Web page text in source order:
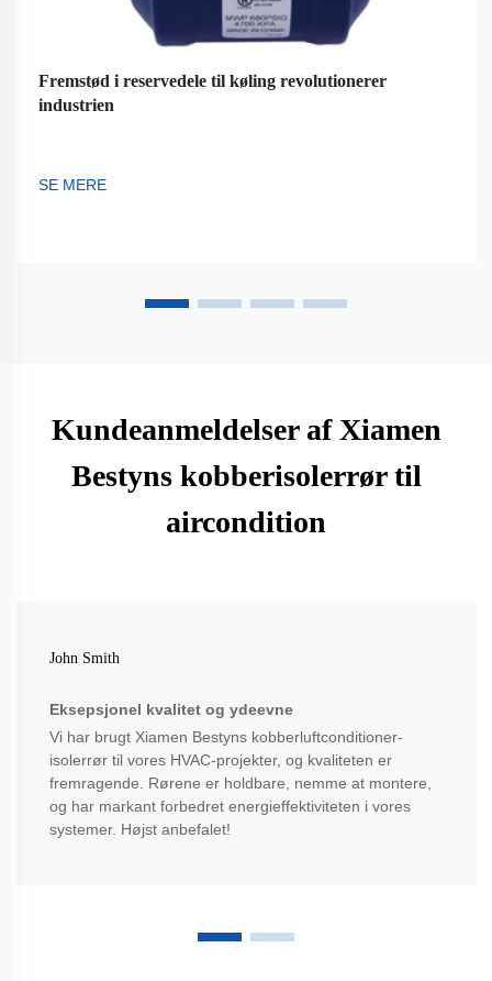
Fremstød i reservedele til køling revolutionerer
industrien
SE MERE
Kundeanmeldelser af Xiamen
Bestyns kobberisolerrør til
aircondition
John Smith
Eksepsjonel kvalitet og ydeevne
Vi har brugt Xiamen Bestyns kobberluftconditioner-
isolerrør til vores HVAC-projekter, og kvaliteten er
fremragende. Rørene er holdbare, nemme at montere,
og har markant forbedret energieffektiviteten i vores
systemer. Højst anbefalet!